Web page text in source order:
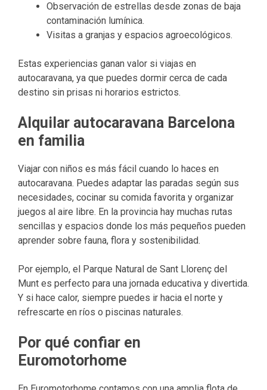
Observación de estrellas desde zonas de baja
contaminación lumínica.
Visitas a granjas y espacios agroecológicos.
Estas experiencias ganan valor si viajas en
autocaravana, ya que puedes dormir cerca de cada
destino sin prisas ni horarios estrictos.
Alquilar autocaravana Barcelona
en familia
Viajar con niños es más fácil cuando lo haces en
autocaravana. Puedes adaptar las paradas según sus
necesidades, cocinar su comida favorita y organizar
juegos al aire libre. En la provincia hay muchas rutas
sencillas y espacios donde los más pequeños pueden
aprender sobre fauna, flora y sostenibilidad.
Por ejemplo, el Parque Natural de Sant Llorenç del
Munt es perfecto para una jornada educativa y divertida.
Y si hace calor, siempre puedes ir hacia el norte y
refrescarte en ríos o piscinas naturales.
Por qué confiar en
Euromotorhome